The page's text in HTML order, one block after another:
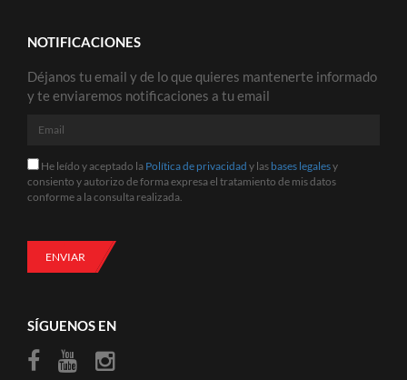
NOTIFICACIONES
Déjanos tu email y de lo que quieres mantenerte informado
y te enviaremos notificaciones a tu email
Email
He
leído
Política
de
legales
consiento
He leído y aceptado la Política de privacidad y las bases legalesy
consiento y autorizo de forma expresa el tratamiento de mis datos
conforme a la consulta realizada.
ENVIAR
SÍGUENOS EN